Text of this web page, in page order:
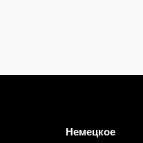
Немецкое